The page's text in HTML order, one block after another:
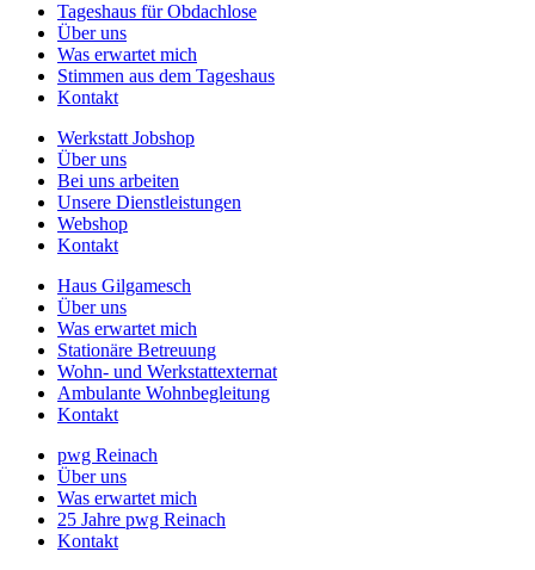
Tageshaus für Obdachlose
Über uns
Was erwartet mich
Stimmen aus dem Tageshaus
Kontakt
Werkstatt Jobshop
Über uns
Bei uns arbeiten
Unsere Dienstleistungen
Webshop
Kontakt
Haus Gilgamesch
Über uns
Was erwartet mich
Stationäre Betreuung
Wohn- und Werkstattexternat
Ambulante Wohnbegleitung
Kontakt
pwg Reinach
Über uns
Was erwartet mich
25 Jahre pwg Reinach
Kontakt